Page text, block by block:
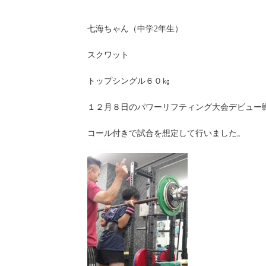
七海ちゃん（中学2年生）
スクワット
トップシングル６０㎏
１２月８日のパワーリフティング大会デビュー
コール付きで試合を想定して行いました。